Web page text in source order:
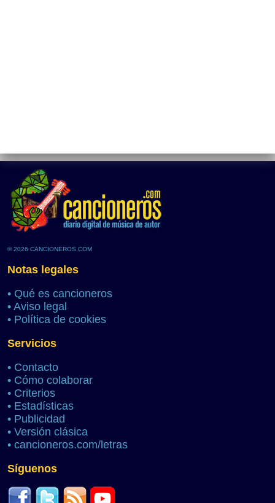
© 2026 CANCIONEROS.COM
Notas legales
• Qué es cancioneros
• Aviso legal
• Política de cookies
Servicios
• Contacto
• Cómo colaborar
• Criterios
• Estadísticas
• Publicidad
• Versión clásica
• cancioneros.com/letras
Síguenos